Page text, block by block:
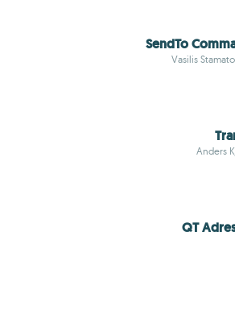
SendTo
Vasilis
Anders
QT